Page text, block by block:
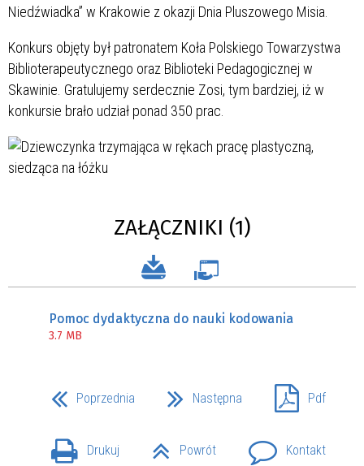
Niedźwiadka” w Krakowie z okazji Dnia Pluszowego Misia.
Konkurs objęty był patronatem Koła Polskiego Towarzystwa
Biblioterapeutycznego oraz Biblioteki Pedagogicznej w
Skawinie. Gratulujemy serdecznie Zosi, tym bardziej, iż w
konkursie brało udział ponad 350 prac.
ZAŁĄCZNIKI (1)
Pomoc dydaktyczna do nauki kodowania
3.7 MB
Poprzednia Następna Pdf
Drukuj Powrót Kontakt